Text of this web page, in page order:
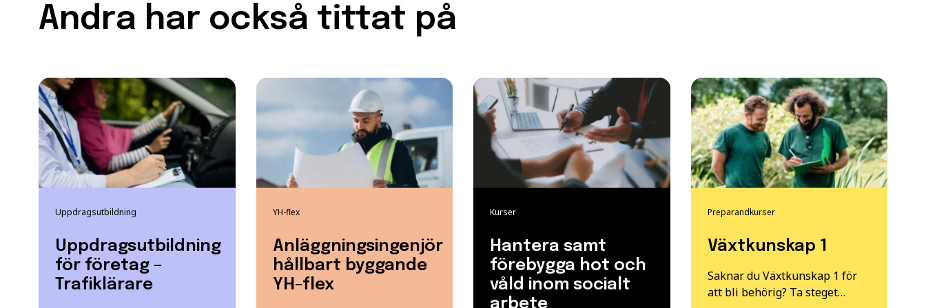
Andra har också tittat på
Uppdragsutbildning
Uppdragsutbildning
för företag –
Trafiklärare
YH-flex
Anläggningsingenjör
hållbart byggande
YH-flex
Kurser
Hantera samt
förebygga hot och
våld inom socialt
arbete
Preparandkurser
Växtkunskap 1
Saknar du Växtkunskap 1 för
att bli behörig? Ta steget…